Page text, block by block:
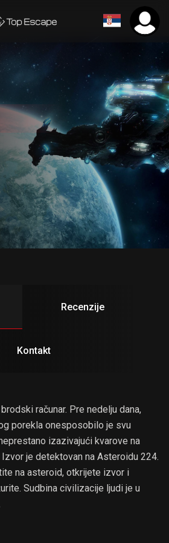
Recenzije
Kontakt
računar. Pre nedelju dana,
porekla onesposobilo je svu
izazivajući kvarove na
je detektovan na Asteroidu 224.
na asteroid, otkrijete izvor i
Sudbina civilizacije ljudi je u